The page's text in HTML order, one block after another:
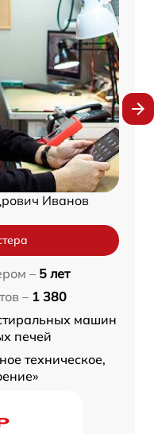
Иванов
– 5 лет
– 1 380
машин
печей
техническое,